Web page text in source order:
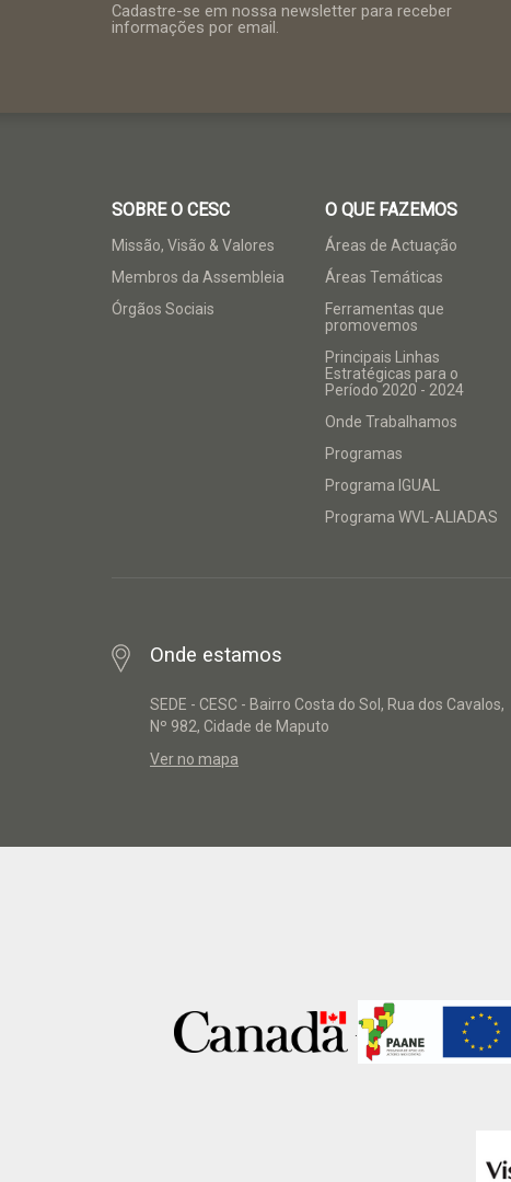
Cadastre-se em nossa newsletter para receber
informações por email.
SOBRE O CESC
Missão, Visão & Valores
Membros da Assembleia
Órgãos Sociais
O QUE FAZEMOS
Áreas de Actuação
Áreas Temáticas
Ferramentas que
promovemos
Principais Linhas
Estratégicas para o
Período 2020 - 2024
Onde Trabalhamos
Programas
Programa IGUAL
Programa WVL-ALIADAS
Onde estamos
SEDE - CESC - Bairro Costa do Sol, Rua dos Cavalos,
Nº 982, Cidade de Maputo
Ver no mapa